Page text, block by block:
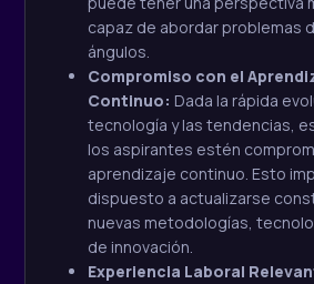
capaz de abordar problemas
ángulos.
Compromiso con el
Continuo: Dada la rápida
tecnología y las tendencias,
los aspirantes estén
aprendizaje continuo. Esto
dispuesto a actualizarse
nuevas metodologías,
de innovación.
Experiencia Laboral